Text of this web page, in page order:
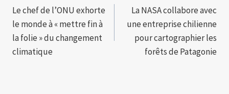
de
l’article
Le chef de l’ONU exhorte
le monde à « mettre fin à
la folie » du changement
climatique
La NASA collabore avec
une entreprise chilienne
pour cartographier les
forêts de Patagonie